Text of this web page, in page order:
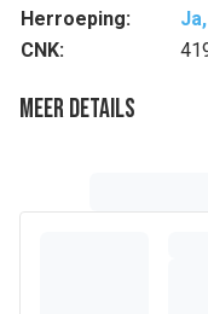
Herroeping:
CNK:
Meer details
kwetsbare huid die